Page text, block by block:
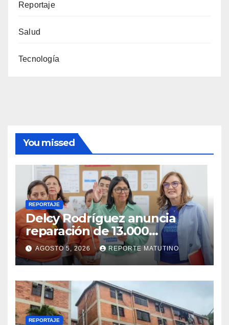
Reportaje
Salud
Tecnología
You missed
REPORTAJE
Delcy Rodríguez anuncia
reparación de 13.000
viviendas afectadas por los
terremotos
AGOSTO 5, 2026 REPORTE MATUTINO
REPORTAJE